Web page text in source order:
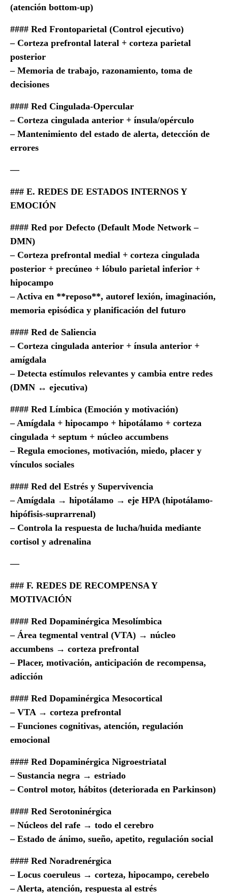
(atención bottom-up)
#### Red Frontoparietal (Control ejecutivo)
– Corteza prefrontal lateral + corteza parietal
posterior
– Memoria de trabajo, razonamiento, toma de
decisiones
#### Red Cingulada-Opercular
– Corteza cingulada anterior + ínsula/opérculo
– Mantenimiento del estado de alerta, detección de
errores
—
### E. REDES DE ESTADOS INTERNOS Y
EMOCIÓN
#### Red por Defecto (Default Mode Network –
DMN)
– Corteza prefrontal medial + corteza cingulada
posterior + precúneo + lóbulo parietal inferior +
hipocampo
– Activa en **reposo**, autoref lexión, imaginación,
memoria episódica y planificación del futuro
#### Red de Saliencia
– Corteza cingulada anterior + ínsula anterior +
amígdala
– Detecta estímulos relevantes y cambia entre redes
(DMN ↔ ejecutiva)
#### Red Límbica (Emoción y motivación)
– Amígdala + hipocampo + hipotálamo + corteza
cingulada + septum + núcleo accumbens
– Regula emociones, motivación, miedo, placer y
vínculos sociales
#### Red del Estrés y Supervivencia
– Amígdala → hipotálamo → eje HPA (hipotálamo-
hipófisis-suprarrenal)
– Controla la respuesta de lucha/huida mediante
cortisol y adrenalina
—
### F. REDES DE RECOMPENSA Y
MOTIVACIÓN
#### Red Dopaminérgica Mesolímbica
– Área tegmental ventral (VTA) → núcleo
accumbens → corteza prefrontal
– Placer, motivación, anticipación de recompensa,
adicción
#### Red Dopaminérgica Mesocortical
– VTA → corteza prefrontal
– Funciones cognitivas, atención, regulación
emocional
#### Red Dopaminérgica Nigroestriatal
– Sustancia negra → estriado
– Control motor, hábitos (deteriorada en Parkinson)
#### Red Serotoninérgica
– Núcleos del rafe → todo el cerebro
– Estado de ánimo, sueño, apetito, regulación social
#### Red Noradrenérgica
– Locus coeruleus → corteza, hipocampo, cerebelo
– Alerta, atención, respuesta al estrés